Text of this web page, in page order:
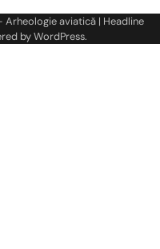
Arheologie aviatică| Headline
byWordPress.